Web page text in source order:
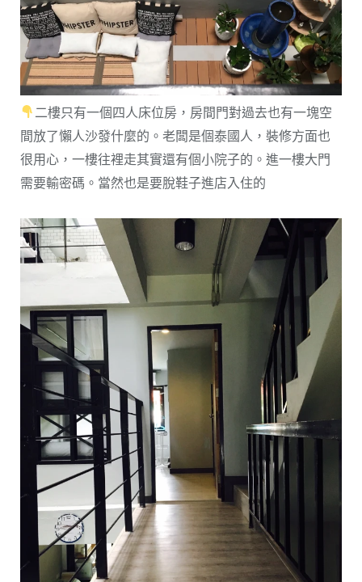
二樓只有一個四人床位房，房間門對過去也有一塊空
間放了懶人沙發什麼的。老闆是個泰國人，裝修方面也
很用心，一樓往裡走其實還有個小院子的。進一樓大門
需要輸密碼。當然也是要脫鞋子進店入住的